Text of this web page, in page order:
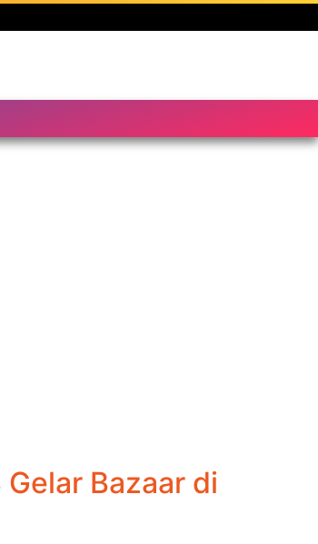
Bazaar di